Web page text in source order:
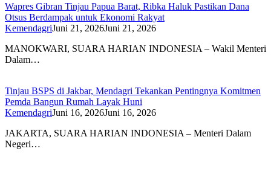
Wapres Gibran Tinjau Papua Barat, Ribka Haluk Pastikan Dana
Otsus Berdampak untuk Ekonomi Rakyat
KemendagriJuni 21, 2026Juni 21, 2026
MANOKWARI, SUARA HARIAN INDONESIA – Wakil Menteri
Dalam…
Tinjau BSPS di Jakbar, Mendagri Tekankan Pentingnya Komitmen
Pemda Bangun Rumah Layak Huni
KemendagriJuni 16, 2026Juni 16, 2026
JAKARTA, SUARA HARIAN INDONESIA – Menteri Dalam
Negeri…